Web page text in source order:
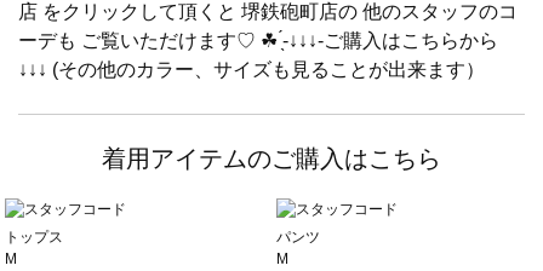
店 をクリックして頂くと 堺鉄砲町店の 他のスタッフのコ
ーデも ご覧いただけます♡ ☘ ̖́-↓↓↓-ご購入はこちらから
↓↓↓ (その他のカラー、サイズも見ることが出来ます）
着用アイテムのご購入はこちら
トップス
M
パンツ
M